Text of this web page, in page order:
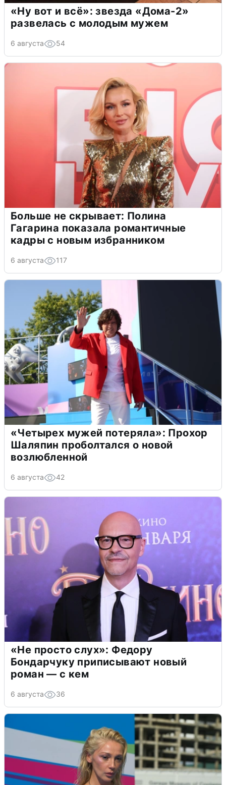
«Ну вот и всё»: звезда «Дома-2»
развелась с молодым мужем
6 августа 54
Больше не скрывает: Полина
Гагарина показала романтичные
кадры с новым избранником
6 августа 117
«Четырех мужей потеряла»: Прохор
Шаляпин проболтался о новой
возлюбленной
6 августа 42
«Не просто слух»: Федору
Бондарчуку приписывают новый
роман — с кем
6 августа 36